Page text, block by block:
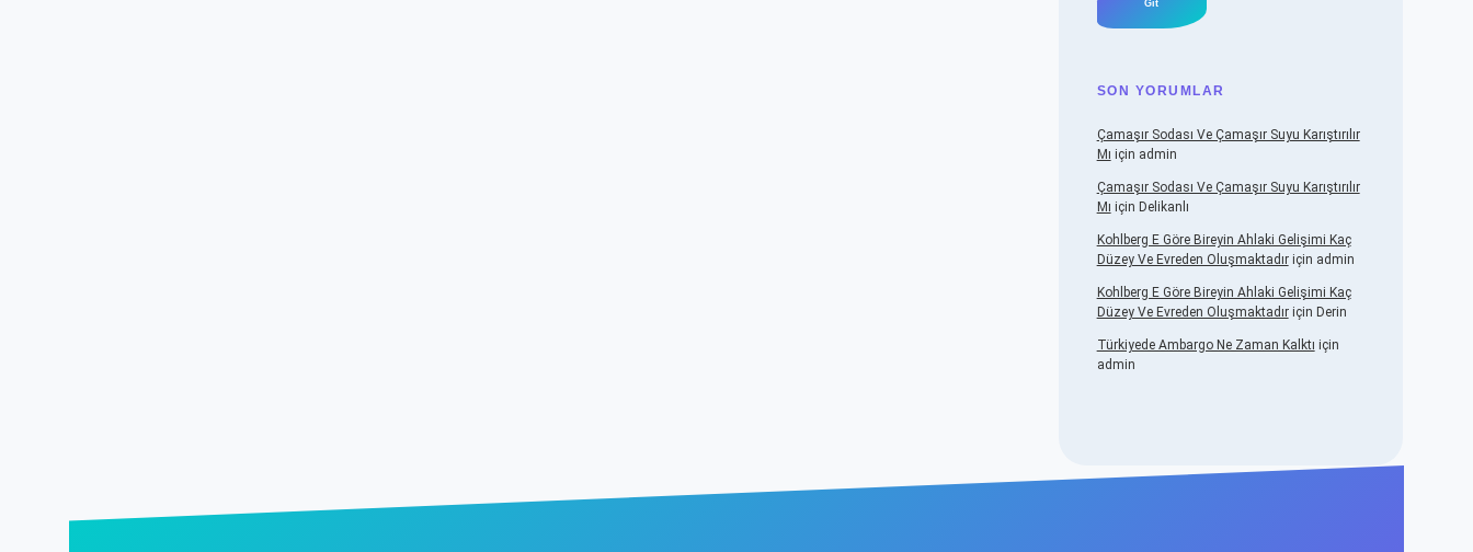
SON YORUMLAR
Çamaşır Sodası Ve Çamaşır Suyu Karıştırılır
Mı için admin
Çamaşır Sodası Ve Çamaşır Suyu Karıştırılır
Mı için Delikanlı
Kohlberg E Göre Bireyin Ahlaki Gelişimi Kaç
Düzey Ve Evreden Oluşmaktadıriçin admin
Kohlberg E Göre Bireyin Ahlaki Gelişimi Kaç
Düzey Ve Evreden Oluşmaktadıriçin Derin
Türkiyede Ambargo Ne Zaman Kalktı için
admin